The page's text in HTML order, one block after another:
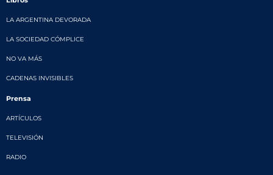
LA ARGENTINA DEVORADA
LA SOCIEDAD CÓMPLICE
NO VA MÁS
CADENAS INVISIBLES
Prensa
ARTÍCULOS
TELEVISIÓN
RADIO